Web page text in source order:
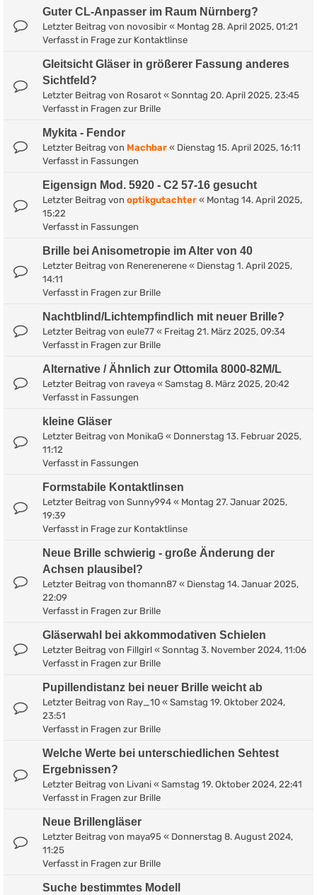
Guter CL-Anpasser im Raum Nürnberg?
Letzter Beitrag von novosibir « Montag 28. April 2025, 01:21
Verfasst in Frage zur Kontaktlinse
Gleitsicht Gläser in größerer Fassung anderes
Sichtfeld?
Letzter Beitrag von Rosarot « Sonntag 20. April 2025, 23:45
Verfasst in Fragen zur Brille
Mykita - Fendor
Letzter Beitrag von Machbar « Dienstag 15. April 2025, 16:11
Verfasst in Fassungen
Eigensign Mod. 5920 - C2 57-16 gesucht
Letzter Beitrag von optikgutachter « Montag 14. April 2025,
15:22
Verfasst in Fassungen
Brille bei Anisometropie im Alter von 40
Letzter Beitrag von Renerenerene « Dienstag 1. April 2025,
14:11
Verfasst in Fragen zur Brille
Nachtblind/Lichtempfindlich mit neuer Brille?
Letzter Beitrag von eule77 « Freitag 21. März 2025, 09:34
Verfasst in Fragen zur Brille
Alternative / Ähnlich zur Ottomila 8000-82M/L
Letzter Beitrag von raveya « Samstag 8. März 2025, 20:42
Verfasst in Fassungen
kleine Gläser
Letzter Beitrag von MonikaG « Donnerstag 13. Februar 2025,
11:12
Verfasst in Fassungen
Formstabile Kontaktlinsen
Letzter Beitrag von Sunny994 « Montag 27. Januar 2025,
19:39
Verfasst in Frage zur Kontaktlinse
Neue Brille schwierig - große Änderung der
Achsen plausibel?
Letzter Beitrag von thomann87 « Dienstag 14. Januar 2025,
22:09
Verfasst in Fragen zur Brille
Gläserwahl bei akkommodativen Schielen
Letzter Beitrag von Fillgirl « Sonntag 3. November 2024, 11:06
Verfasst in Fragen zur Brille
Pupillendistanz bei neuer Brille weicht ab
Letzter Beitrag von Ray_10 « Samstag 19. Oktober 2024,
23:51
Verfasst in Fragen zur Brille
Welche Werte bei unterschiedlichen Sehtest
Ergebnissen?
Letzter Beitrag von Livani « Samstag 19. Oktober 2024, 22:41
Verfasst in Fragen zur Brille
Neue Brillengläser
Letzter Beitrag von maya95 « Donnerstag 8. August 2024,
11:25
Verfasst in Fragen zur Brille
Suche bestimmtes Modell